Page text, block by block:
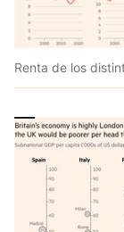
Renta de los